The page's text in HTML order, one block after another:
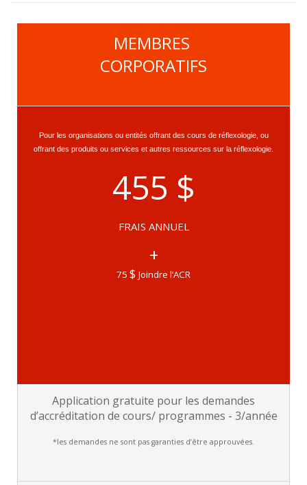
MEMBRES
CORPORATIFS
Pour les organisations ou entités offrant des cours de réflexologie, ou
offrant des produits ou services et autres ressources sur la réflexologie.
455 $
FRAIS ANNUEL
+
75 $ Joindre l’ACR
Application gratuite pour les demandes
d’accréditation de cours/ programmes - 3/année
*les demandes ne sont pas garanties d’être approuvées.